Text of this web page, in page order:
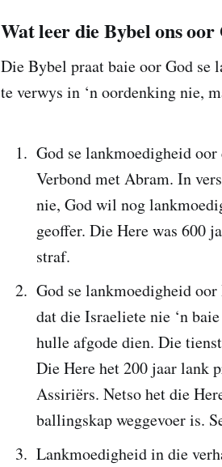
Wat leer die Bybel ons
Die Bybel praat baie oor God
te verwys in ‘n oordenking nie,
God se lankmoedigheid
Verbond met Abram. In
nie, God wil nog
geoffer. Die Here was 600
straf.
God se lankmoedigheid
dat die Israeliete nie ‘n
hulle afgode dien. Die
Die Here het 200 jaar lank
Assiriërs. Netso het die
ballingskap weggevoer is.
Lankmoedigheid in die